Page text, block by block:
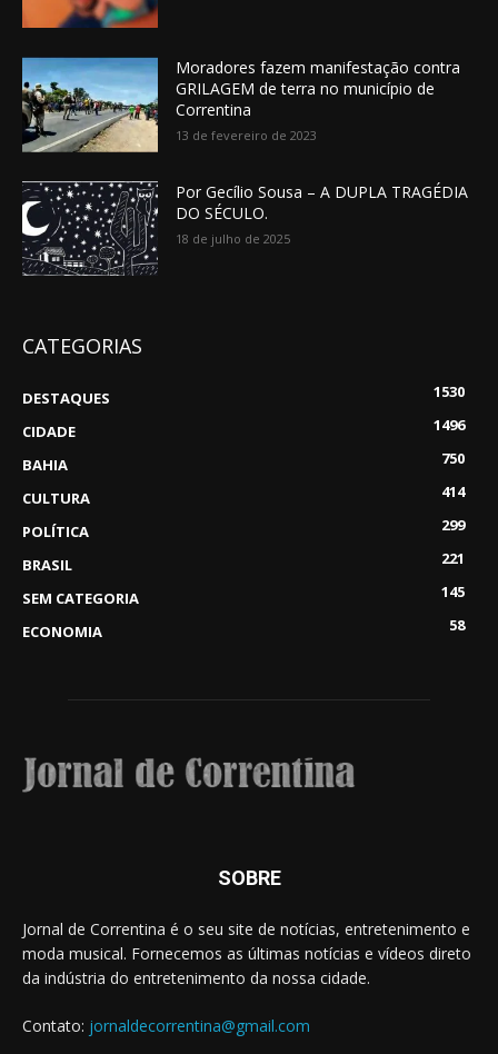
Moradores fazem manifestação contra
GRILAGEM de terra no município de
Correntina
13 de fevereiro de 2023
Por Gecílio Sousa – A DUPLA TRAGÉDIA
DO SÉCULO.
18 de julho de 2025
CATEGORIAS
DESTAQUES
1530
CIDADE
1496
BAHIA
750
CULTURA
414
POLÍTICA
299
BRASIL
221
SEM CATEGORIA
145
ECONOMIA
58
SOBRE
Jornal de Correntina é o seu site de notícias, entretenimento e
moda musical. Fornecemos as últimas notícias e vídeos direto
da indústria do entretenimento da nossa cidade.
Contato: jornaldecorrentina@gmail.com